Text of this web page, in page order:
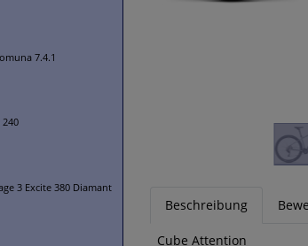
7.4.1
3 Excite 380 Diamant
Beschreibung
Cube Attention